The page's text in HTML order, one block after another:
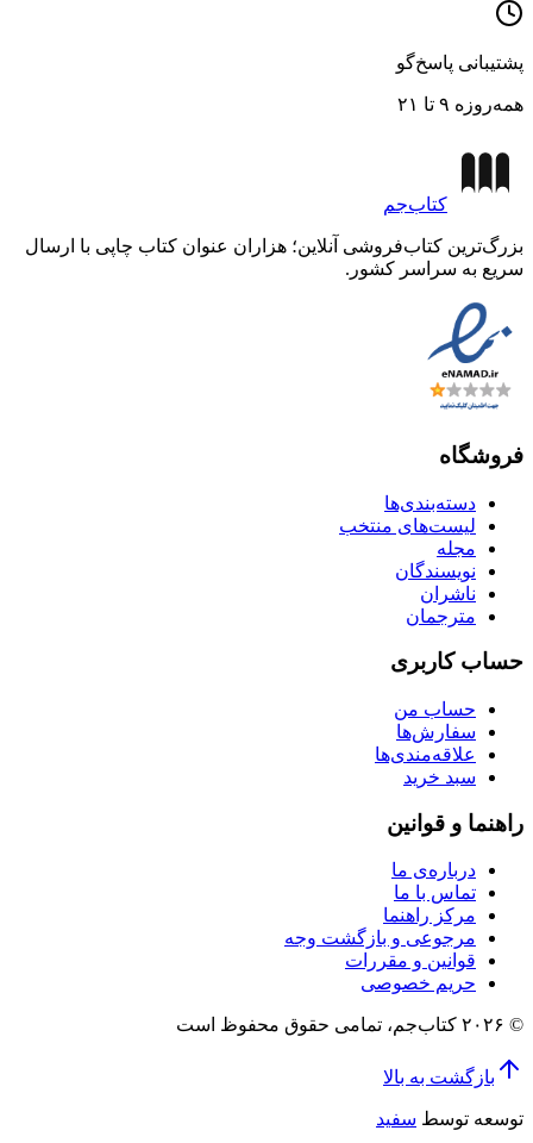
پشتیبانی پاسخ‌گو
همه‌روزه ۹ تا ۲۱
کتاب‌جم
بزرگ‌ترین کتاب‌فروشی آنلاین؛ هزاران عنوان کتاب چاپی با ارسال
سریع به سراسر کشور.
فروشگاه
دسته‌بندی‌ها
لیست‌های منتخب
مجله
نویسندگان
ناشران
مترجمان
حساب کاربری
حساب من
سفارش‌ها
علاقه‌مندی‌ها
سبد خرید
راهنما و قوانین
درباره‌ی ما
تماس با ما
مرکز راهنما
مرجوعی و بازگشت وجه
قوانین و مقررات
حریم خصوصی
© ۲۰۲۶ کتاب‌جم، تمامی حقوق محفوظ است
بازگشت به بالا
توسعه توسط سفید